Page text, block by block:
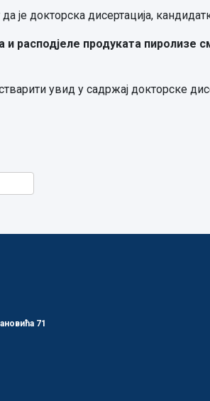
је докторска дисертација,
и расподјеле продуката пиролизе
увид у садржај докторске
71